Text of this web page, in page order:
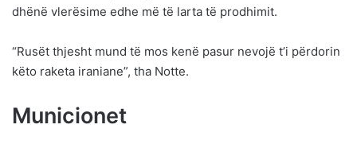
dhënë vlerësime edhe më të larta të prodhimit.
“Rusët thjesht mund të mos kenë pasur nevojë t’i përdorin
këto raketa iraniane”, tha Notte.
Municionet